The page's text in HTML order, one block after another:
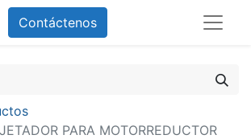
Contáctenos
PARA MOTORREDUCTOR